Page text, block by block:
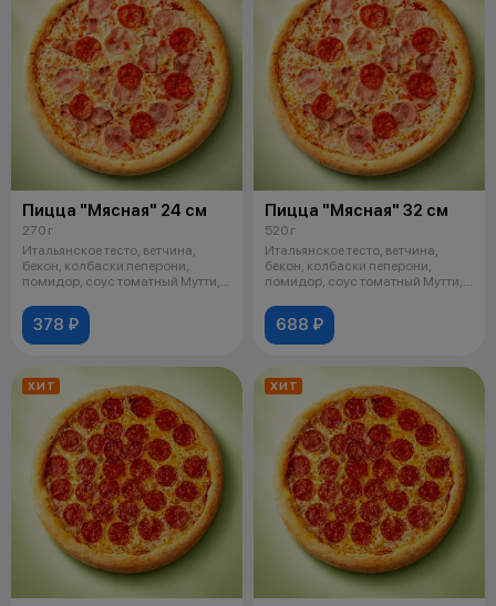
Пицца "Мясная" 24 см
270 г
Итальянское тесто, ветчина,
бекон, колбаски пеперони,
помидор, соус томатный Мутти,
378 ₽
Пицца "Мясная" 32 см
520 г
Итальянское тесто, ветчина,
бекон, колбаски пеперони,
помидор, соус томатный Мутти,
688 ₽
ХИТ ХИТ